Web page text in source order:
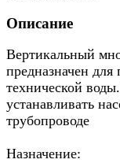
Описание
Вертикальный
предназначен для
технической
устанавливать
трубопроводе
Назначение: